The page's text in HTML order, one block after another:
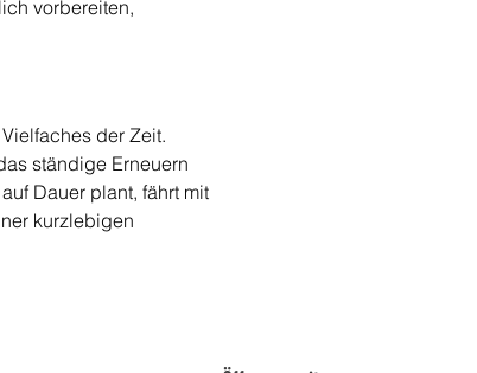
vorbereiten,
der Zeit.
ständige Erneuern
Dauer plant, fährt mit
kurzlebigen